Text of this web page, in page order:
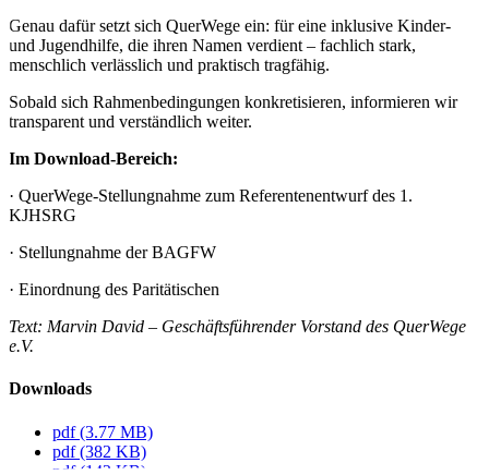
Genau dafür setzt sich QuerWege ein: für eine inklusive Kinder-
und Jugendhilfe, die ihren Namen verdient – fachlich stark,
menschlich verlässlich und praktisch tragfähig.
Sobald sich Rahmenbedingungen konkretisieren, informieren wir
transparent und verständlich weiter.
Im Download-Bereich:
· QuerWege-Stellungnahme zum Referentenentwurf des 1.
KJHSRG
· Stellungnahme der BAGFW
· Einordnung des Paritätischen
Text: Marvin David – Geschäftsführender Vorstand des QuerWege
e.V.
Downloads
pdf(3.77 MB)
pdf(382 KB)
pdf(142 KB)